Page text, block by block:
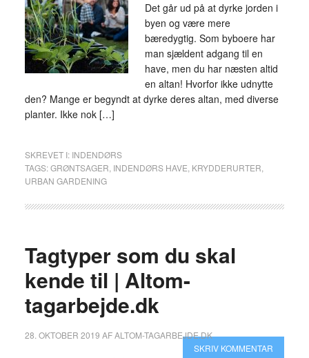
Det går ud på at dyrke jorden i
byen og være mere
bæredygtig. Som byboere har
man sjældent adgang til en
have, men du har næsten altid
en altan! Hvorfor ikke udnytte
den? Mange er begyndt at dyrke deres altan, med diverse
planter. Ikke nok […]
SKREVET I: INDENDØRS
TAGS:GRØNTSAGER INDENDØRS HAVE KRYDDERURTER
URBAN GARDENING
Tagtyper som du skal
kende til | Altom-
tagarbejde.dk
28. OKTOBER 2019 AFALTOM-TAGARBEJDE.DK
SKRIV KOMMENTAR